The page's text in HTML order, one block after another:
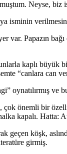
Neyse, biz
isminin
var. Papazın
kaplı büyük
“canlara can
oynatılırmış
çok önemli bir
kapalı. Hatta:
geçen köşk,
girmiş.